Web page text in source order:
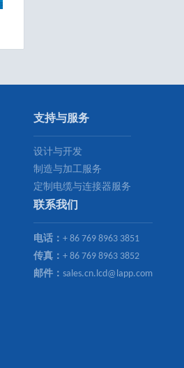
产品料号：MC05A2LWASS
支持与服务
设计与开发
制造与加工服务
定制电缆与连接器服务
联系我们
电话： + 86 769 8963 3851
传真： + 86 769 8963 3852
邮件： sales.cn.lcd@lapp.com